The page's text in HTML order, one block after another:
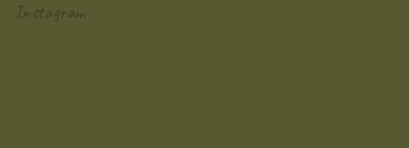
Instagram